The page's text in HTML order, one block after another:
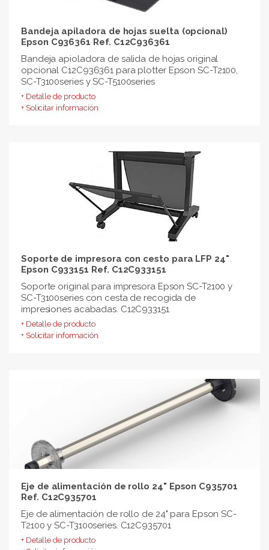
Bandeja apiladora de hojas suelta (opcional)
Epson C936361 Ref. C12C936361
Bandeja apioladora de salida de hojas original
opcional C12C936361 para plotter Epson SC-T2100,
SC-T3100series y SC-T5100series
+ Detalle de producto
+ Solicitar información
Soporte de impresora con cesto para LFP 24"
Epson C933151 Ref. C12C933151
Soporte original para impresora Epson SC-T2100 y
SC-T3100series con cesta de recogida de
impresiones acabadas. C12C933151
+ Detalle de producto
+ Solicitar información
Eje de alimentación de rollo 24" Epson C935701
Ref. C12C935701
Eje de alimentación de rollo de 24" para Epson SC-
T2100 y SC-T3100series. C12C935701
+ Detalle de producto